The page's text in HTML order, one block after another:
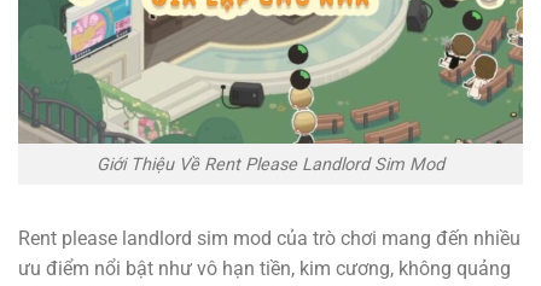
Giới Thiệu Về Rent Please Landlord Sim Mod
Rent please landlord sim mod của trò chơi mang đến nhiều
ưu điểm nổi bật như vô hạn tiền, kim cương, không quảng